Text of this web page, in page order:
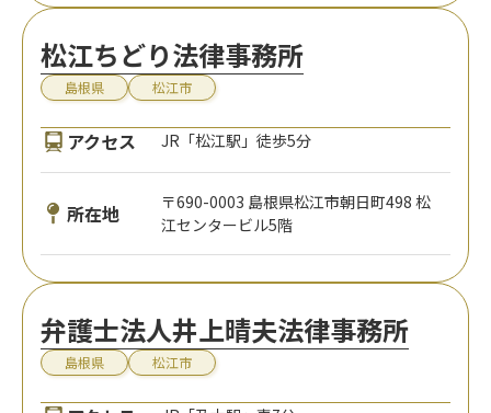
松江ちどり法律事務所
島根県 松江市
アクセス JR「松江駅」徒歩5分
所在地
〒690-0003 島根県松江市朝日町498 松
江センタービル5階
弁護士法人井上晴夫法律事務所
島根県 松江市